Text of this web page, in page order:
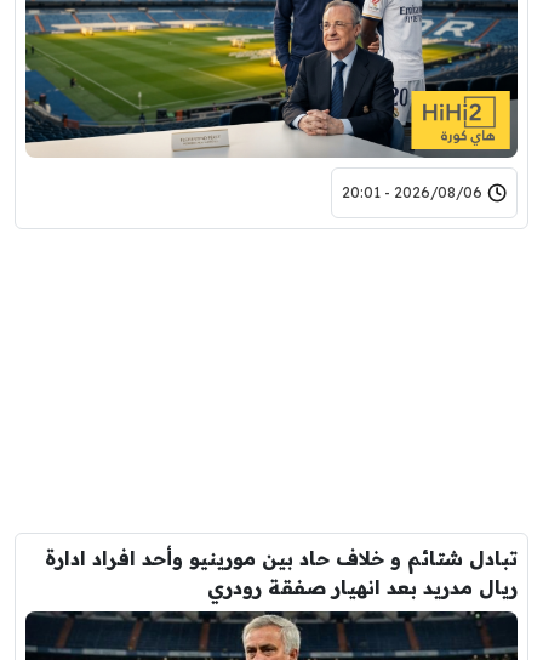
2026/08/06 - 20:01
تبادل شتائم و خلاف حاد بين مورينيو وأحد افراد ادارة
ريال مدريد بعد انهيار صفقة رودري